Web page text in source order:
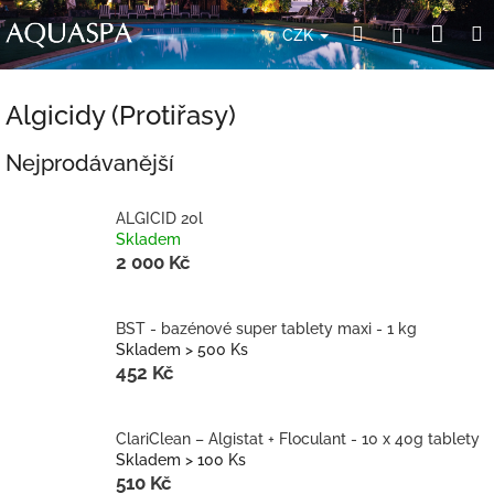
Přejít
na
obsah
CZK HledatPřihlášení
Algicidy (Protiřasy)
Nejprodávanější
ALGICID 20l
Skladem
2 000 Kč
BST - bazénové super tablety maxi - 1 kg
Skladem > 500 Ks
452 Kč
ClariClean – Algistat + Floculant - 10 x 40g tablety
Skladem > 100 Ks
510 Kč